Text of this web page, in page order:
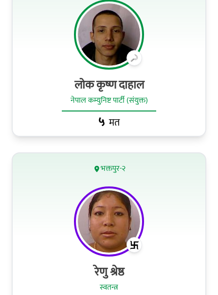
लोक कृष्ण दाहाल
नेपाल कम्युनिष्ट पार्टी (संयुक्त)
५ मत
भक्तपुर-२
रेणु श्रेष्ठ
स्वतन्त्र